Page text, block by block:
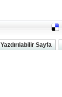
Yazdırılabilir Sayfa